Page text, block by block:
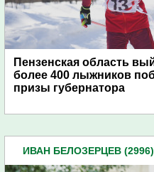
Пензенская область
более 400 лыжников
призы губернатора
ИВАН БЕЛОЗЕРЦЕВ (2996)